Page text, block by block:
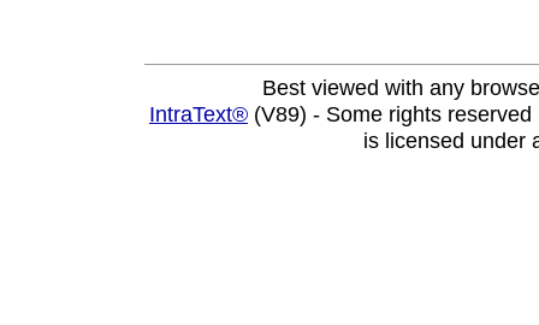
Best viewed with any
IntraText® (V89) - Some rights
is licensed under